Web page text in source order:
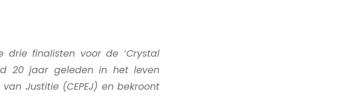
drie finalisten voor de ‘Crystal
20 jaar geleden in het leven
Justitie (CEPEJ) en bekroont